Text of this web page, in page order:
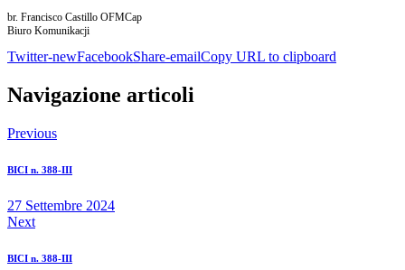
br. Francisco Castillo OFMCap
Biuro Komunikacji
Twitter-newFacebookShare-emailCopy URL to clipboard
Navigazione articoli
Previous
BICI n. 388-III
27 Settembre 2024
Next
BICI n. 388-III